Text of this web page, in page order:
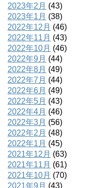
2023年2月 (43)
2023年1月 (38)
2022年12月 (46)
2022年11月 (43)
2022年10月 (46)
2022年9月 (44)
2022年8月 (49)
2022年7月 (44)
2022年6月 (49)
2022年5月 (43)
2022年4月 (46)
2022年3月 (56)
2022年2月 (48)
2022年1月 (45)
2021年12月 (63)
2021年11月 (61)
2021年10月 (70)
2021年9月 (43)